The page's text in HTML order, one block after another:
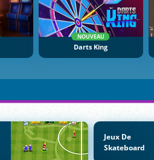
NOUVEAU
Darts King
Jeux De
Skateboard